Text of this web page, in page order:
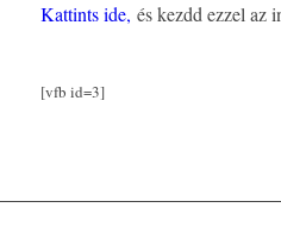
Kattints ide, és kezdd ezzel az
[vfb id=3]